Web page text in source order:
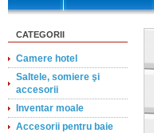
CATEGORII
Camere hotel
Saltele, somiere şi
accesorii
Inventar moale
Accesorii pentru baie